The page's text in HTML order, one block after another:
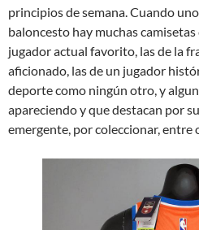
principios de semana. Cuando
baloncesto hay muchas
jugador actual favorito, las de la
aficionado, las de un jugador
deporte como ningún otro, y
apareciendo y que destacan por
emergente, por coleccionar, entre